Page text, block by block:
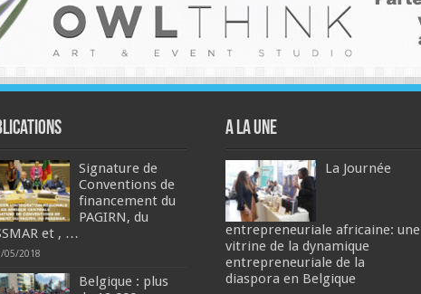
Signature de
Conventions de
financement du
PAGIRN, du
et , …
05/2018
Belgique : plus
A la une
La Journée
entrepreneuriale africaine: une
vitrine de la dynamique
entrepreneuriale de la
diaspora en Belgique